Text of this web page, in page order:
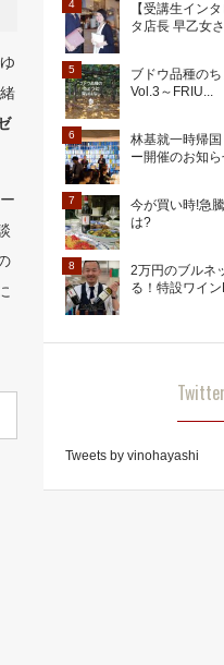
【受講生イン
タ店長 早乙女
ブドウ品種の
Vol.3～FRIU...
林基就一時帰
ー開催のお知
今が買い時!急
は?
2万円のブルネ
る！特設ワイ
Twitter
Tweets by vinohayashi